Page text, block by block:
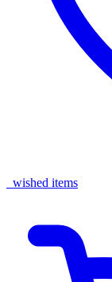
wished items